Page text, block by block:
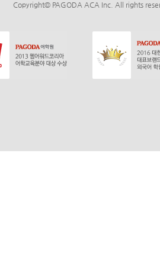
Copyright© PAGODA ACA Inc. All rights